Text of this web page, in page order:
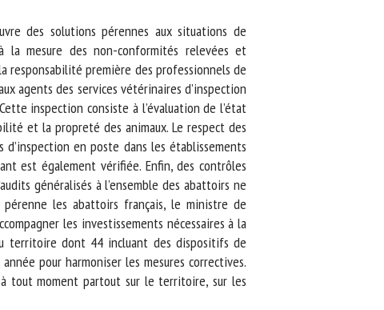
des solutions pérennes aux situations de
mesure des non-conformités relevées et
responsabilité première des professionnels de
agents des services vétérinaires d’inspection
inspection consiste à l’évaluation de l’état
et la propreté des animaux. Le respect des
en poste dans les établissements
est également vérifiée. Enfin, des contrôles
généralisés à l’ensemble des abattoirs ne
les abattoirs français, le ministre de
les investissements nécessaires à la
territoire dont 44 incluant des dispositifs de
pour harmoniser les mesures correctives.
tout moment partout sur le territoire, sur les